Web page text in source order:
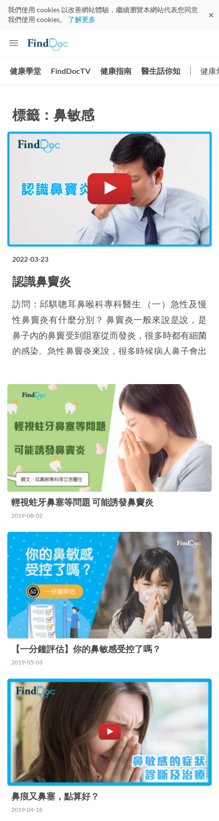
我們使用 cookies 以改善網站體驗，繼續瀏覽本網站代表您同意
我們使用 cookies。 了解更多
健康學堂 FindDocTV 健康指南 醫生話你知 健康
標籤：鼻敏感
2022-03-23
認識鼻竇炎
訪問：邱騏聰耳鼻喉科專科醫生 （一）急性及慢
性鼻竇炎有什麼分別？ 鼻竇炎一般來說是說，是
鼻子內的鼻竇受到阻塞從而發炎，很多時都有細菌
的感染。急性鼻竇炎來說，很多時候病人鼻子會出
說，很多時候就是鼻涕倒流，會長期聞到異味。一
般來說急性鼻竇炎會出現數星期，或者用藥物來治
療；慢性鼻竇炎一般來說，出現12星期以上就是慢
性鼻竇炎。慢性鼻竇炎如果處理不妥善，感染有機
會…
輕視蛀牙鼻塞等問題 可能誘發鼻竇炎
2019-08-02
【一分鐘評估】你的鼻敏感受控了嗎？
2019-05-03
鼻痕又鼻塞，點算好？
2019-04-18